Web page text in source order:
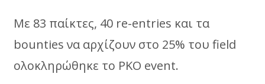
Με 83 παίκτες, 40 re-entries και τα
bounties να αρχίζουν στο 25% του field
ολοκληρώθηκε το PKO event.